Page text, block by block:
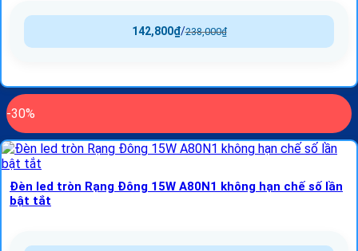
238,000₫
/
142,800₫
-30%
Đèn led tròn Rạng Đông 15W A80N1 không hạn chế số lần
bật tắt